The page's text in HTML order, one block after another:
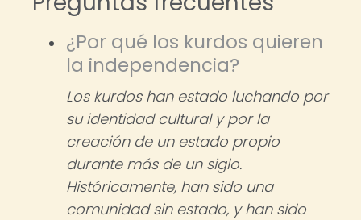
¿Por qué los kurdos quieren
la independencia?
Los kurdos han estado luchando por
su identidad cultural y por la
creación de un estado propio
durante más de un siglo.
Históricamente, han sido una
comunidad sin estado, y han sido